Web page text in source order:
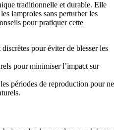
traditionnelle et durable. Elle
lamproies sans perturber les
pour pratiquer cette
pour éviter de blesser les
pour minimiser l’impact sur
périodes de reproduction pour ne